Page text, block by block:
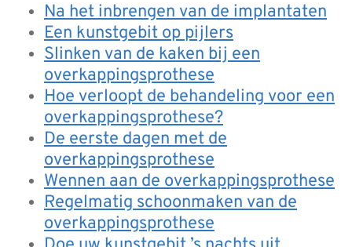
Na het inbrengen van de implantaten
Een kunstgebit op pijlers
Slinken van de kaken bij een
overkappingsprothese
Hoe verloopt de behandeling voor een
overkappingsprothese?
De eerste dagen met de
overkappingsprothese
Wennen aan de overkappingsprothese
Regelmatig schoonmaken van de
overkappingsprothese